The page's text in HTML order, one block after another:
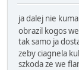
ja dalej nie
obrazil kogos
tak samo ja
zeby ciagnela
szkoda ze we